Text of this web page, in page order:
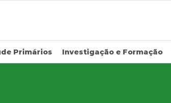
Primários Investigação e Formação